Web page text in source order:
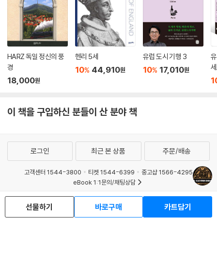
당대의 사상에 어느 정도 익숙한 독자들에 어울리는 학술 연구서에 가까운
책이지만, 정신을 집중하여 읽어야 함에도 한 가지 분명하게 드러나는 것
은 있다. 합리적인 탐구가 물질세계의 원리를 밝혀주리라는 것이다. 그런
데 르네상스 시대의 학구적 마구스들이 보여준 합리적인 사고방식이 과학
의 발전을 이루어냈다면, 그 장기적인 귀결을 인류는 잘 관리할 수 있었
나? 아그리파는 인간의 노력이 유익을 가져다준다고 말하면서도 그 부정
적인 효과를 빼놓지 않았다. “요새화한 성채, 전쟁 기계, 총포, 대포, 비행
가 때때로 인류에게 초래한 파멸을 증언한다.” 아그리파의 《신비주의 철
새로운 기술이 놀라운 속도로 발전하여 윤리적 문제에 대한 고려를 피할
수 없고 인간의 지식과 능력의 한계에 대한 두려움이 일고 있는 이 시대에,
근대 초의 마구스는 흥미로운 주제라고 할 수 있다. 자연에 힘을 행사하여
처럼 신기한 온갖 장치를 만들어낸 인류는 과연 앞으로 어떤 길을 걸을 것
인가? 전쟁은 아직도 사라지지 않았고, 기후변화는 전에 없던 파괴적인 영
HARZ 독일 정신의 풍
경
18,000원
헨리 5세
10% 44,910원
유럽 도시 기행 3
10% 17,010원
이 책을 구입하신 분들이 산 분야 책
선물하기 바로구매 카트담기
로그인 최근 본 상품 주문/배송
고객센터 1544-3800 티켓 1544-6399
중고샵 1566-4295
eBook 1:1문의/채팅상담
예스이십사(주) 사업자 정보
이용약관
개인정보처리방침
청소년보호정책